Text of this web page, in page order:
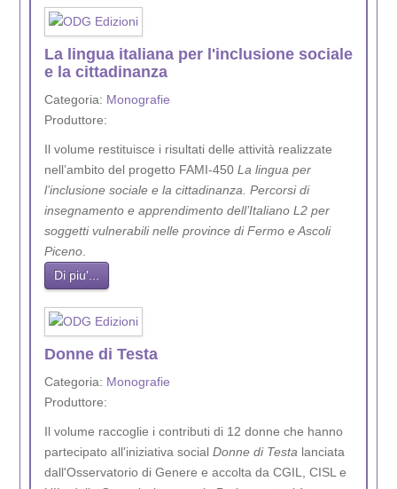
La lingua italiana per l'inclusione sociale
e la cittadinanza
Categoria: Monografie
Produttore:
Il volume restituisce i risultati delle attività realizzate
nell’ambito del progetto FAMI-450 La lingua per
l’inclusione sociale e la cittadinanza. Percorsi di
insegnamento e apprendimento dell’Italiano L2 per
soggetti vulnerabili nelle province di Fermo e Ascoli
Piceno.
Di piu'...
Donne di Testa
Categoria: Monografie
Produttore:
Il volume raccoglie i contributi di 12 donne che hanno
partecipato all'iniziativa social Donne di Testa lanciata
dall'Osservatorio di Genere e accolta da CGIL, CISL e